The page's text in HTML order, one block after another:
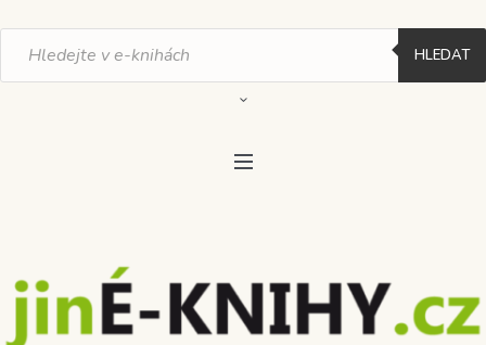
Products
search HLEDAT